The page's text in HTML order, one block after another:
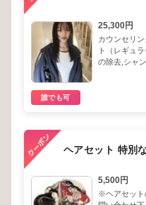
25,300円
カウンセリ
ト（レギュ
の除去,シャ
誰でも可
ヘアセット 特別
5,500円
※ヘアセット